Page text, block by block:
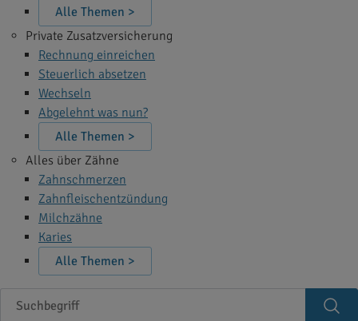
Alle Themen >
Private Zusatzversicherung
Rechnung einreichen
Steuerlich absetzen
Wechseln
Abgelehnt was nun?
Alle Themen >
Alles über Zähne
Zahnschmerzen
Zahnfleischentzündung
Milchzähne
Karies
Alle Themen >
Suchbegriff